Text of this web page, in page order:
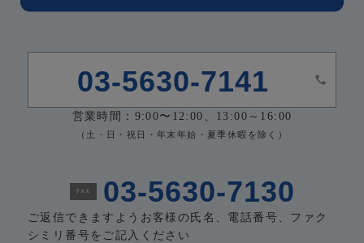
03-5630-7141
営業時間：9:00〜12:00、13:00～16:00
（土・日・祝日・年末年始・夏季休暇を除く）
FAX 03-5630-7130
ご返信できますようお客様の氏名、電話番号、 ファク
シミリ番号をご記入ください